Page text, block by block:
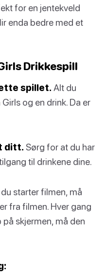
for en jentekveld
enda bedre med et
Drikkespill
spillet. Alt du
og en drink. Da er
ditt. Sørg for at du har
til drinkene dine.
starter filmen, må
fra filmen. Hver gang
skjermen, må den